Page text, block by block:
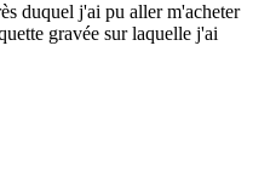
duquel j'ai pu aller m'acheter
gravée sur laquelle j'ai